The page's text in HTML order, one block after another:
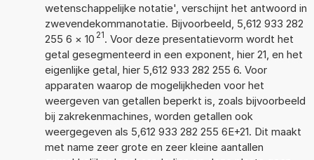
wetenschappelijke notatie', verschijnt het antwoord in
zwevendekommanotatie. Bijvoorbeeld, 5,612 933 282
255 6 × 10 21. Voor deze presentatievorm wordt het
getal gesegmenteerd in een exponent, hier 21, en het
eigenlijke getal, hier 5,612 933 282 255 6. Voor
apparaten waarop de mogelijkheden voor het
weergeven van getallen beperkt is, zoals bijvoorbeeld
bij zakrekenmachines, worden getallen ook
weergegeven als 5,612 933 282 255 6E+21. Dit maakt
met name zeer grote en zeer kleine aantallen